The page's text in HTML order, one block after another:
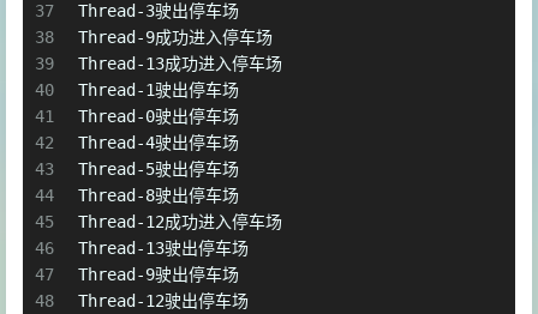
37
38
39
40
41
42
43
44
45
46
47
48
Thread-3驶出停车场
Thread-9成功进入停车场
Thread-13成功进入停车场
Thread-1驶出停车场
Thread-0驶出停车场
Thread-4驶出停车场
Thread-5驶出停车场
Thread-8驶出停车场
Thread-12成功进入停车场
Thread-13驶出停车场
Thread-9驶出停车场
Thread-12驶出停车场